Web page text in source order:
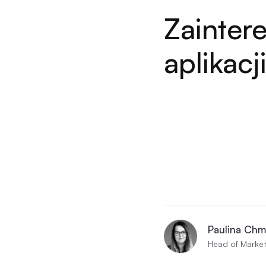
Paulina
Head of